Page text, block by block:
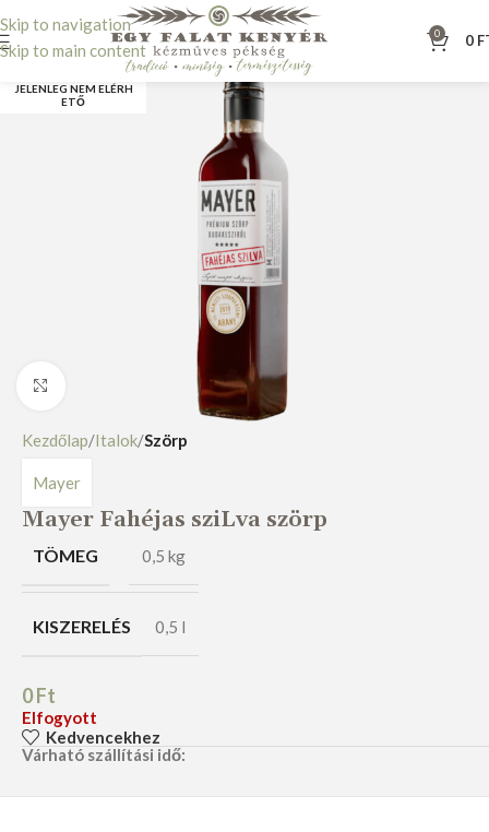
Skip to navigation
Skip to main content
0 0
JELENLEG NEM ELÉRH
ETŐ
Nagyításhoz kattints ide
Kezdőlap Italok Szörp
Mayer Fahéjas sziLva szörp
Mayer
TÖMEG 0,5 kg
KISZERELÉS 0,5 l
0Ft
Elfogyott
Kedvencekhez
Várható szállítási idő: